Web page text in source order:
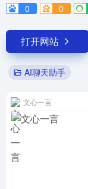
0
0
打开网站
AI聊天助手
文心一言